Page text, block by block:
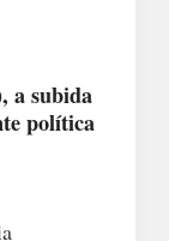
a subida
política